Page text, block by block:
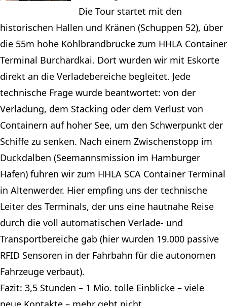
Die Tour startet mit den
historischen Hallen und Kränen (Schuppen 52), über
die 55m hohe Köhlbrandbrücke zum HHLA Container
Terminal Burchardkai. Dort wurden wir mit Eskorte
direkt an die Verladebereiche begleitet. Jede
technische Frage wurde beantwortet: von der
Verladung, dem Stacking oder dem Verlust von
Containern auf hoher See, um den Schwerpunkt der
Schiffe zu senken. Nach einem Zwischenstopp im
Duckdalben (Seemannsmission im Hamburger
Hafen) fuhren wir zum HHLA SCA Container Terminal
in Altenwerder. Hier empfing uns der technische
Leiter des Terminals, der uns eine hautnahe Reise
durch die voll automatischen Verlade- und
Transportbereiche gab (hier wurden 19.000 passive
RFID Sensoren in der Fahrbahn für die autonomen
Fahrzeuge verbaut).
Fazit: 3,5 Stunden – 1 Mio. tolle Einblicke – viele